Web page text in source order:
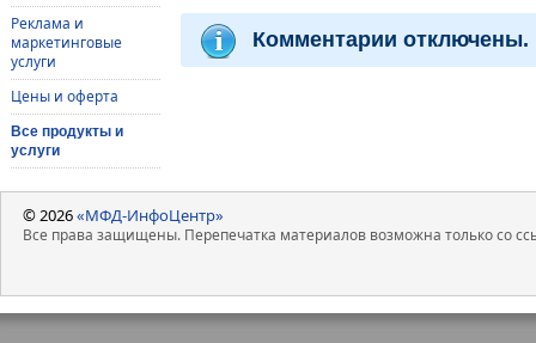
Реклама и
маркетинговые
услуги
Цены и оферта
Все продукты и
услуги
Комментарии отключены.
© 2026«МФД-ИнфоЦентр»
Все права защищены. Перепечатка материалов возможна только со